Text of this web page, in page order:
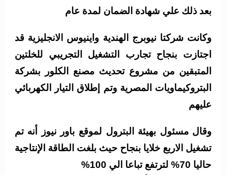
بعد ذلك علي شهادة الضمان لمدة عام
وكانت شركتا نيوبرج الهندية واينيوس الانجليزية قد
اجتازت بنجاح تجارب التشغيل التجريبي للخلتين
المتبقين من مشروع تحديث مصنع الكلور بشركة
البتروكيماويات المصرية وتم إطلاق التيار الكهربائي
عليهم
وقال مسئول بهيئة البترول لموقع باور نيوز أنه تم
تشغيل الاربع خلايا بنجاح حيث بلغت الطاقة الإنتاجية
حاليا 70% لترتفع تباعا الي 100%